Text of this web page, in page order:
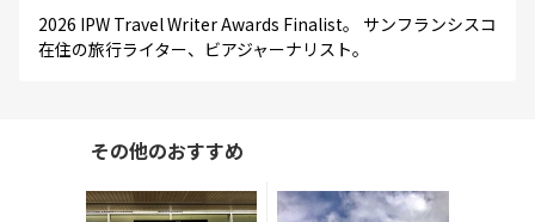
2026 IPW Travel Writer Awards Finalist。 サンフランシスコ
在住の旅行ライター、ビアジャーナリスト。
その他のおすすめ